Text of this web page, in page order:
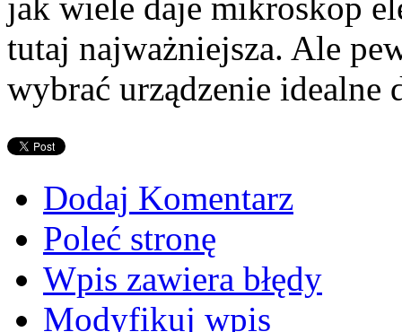
tutaj najważniejsza. Ale
wybrać urządzenie idealne
Dodaj Komentarz
Poleć stronę
Wpis zawiera błędy
Modyfikuj wpis